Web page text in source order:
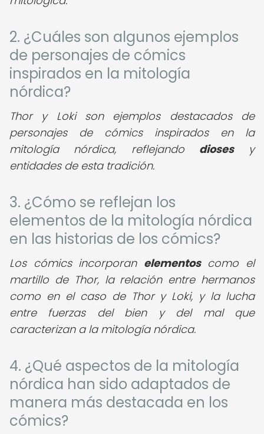
2. ¿Cuáles son algunos ejemplos
de personajes de cómics
inspirados en la mitología
nórdica?
Thor y Loki son ejemplos destacados de
personajes de cómics inspirados en la
mitología nórdica, reflejando diosesy
entidades de esta tradición.
3. ¿Cómo se reflejan los
elementos de la mitología nórdica
en las historias de los cómics?
Los cómics incorporan elementoscomo el
martillo de Thor, la relación entre hermanos
como en el caso de Thor y Loki, y la lucha
entre fuerzas del bien y del mal que
caracterizan a la mitología nórdica.
4. ¿Qué aspectos de la mitología
nórdica han sido adaptados de
manera más destacada en los
cómics?